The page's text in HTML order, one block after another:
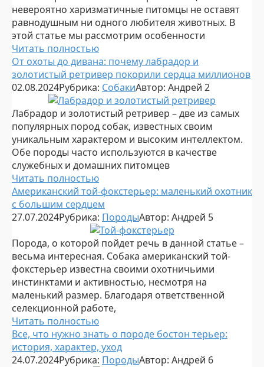
невероятно харизматичные питомцы не оставят
равнодушным ни одного любителя животных. В
этой статье мы рассмотрим особенности
Читать полностью
От охоты до дивана: почему лабрадор и
золотистый ретривер покорили сердца миллионов
02.08.2024Рубрика: СобакиАвтор: Андрей 2
Лабрадор и золотистый ретривер – две из самых
популярных пород собак, известных своим
уникальным характером и высоким интеллектом.
Обе породы часто используются в качестве
служебных и домашних питомцев
Читать полностью
Американский той-фокстерьер: маленький охотник
с большим сердцем
27.07.2024Рубрика: ПородыАвтор: Андрей 5
Порода, о которой пойдет речь в данной статье –
весьма интересная. Собака американский той-
фокстерьер известна своими охотничьими
инстинктами и активностью, несмотря на
маленький размер. Благодаря ответственной
селекционной работе,
Читать полностью
Все, что нужно знать о породе бостон терьер:
история, характер, уход
24.07.2024Рубрика: ПородыАвтор: Андрей 6